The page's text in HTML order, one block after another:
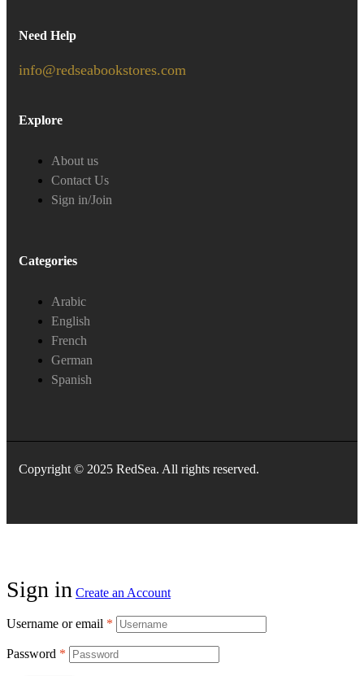
Need Help
info@redseabookstores.com
Explore
About us
Contact Us
Sign in/Join
Categories
Arabic
English
French
German
Spanish
Copyright © 2025 RedSea. All rights reserved.
Sign in Create an Account
Username or email *
Password *